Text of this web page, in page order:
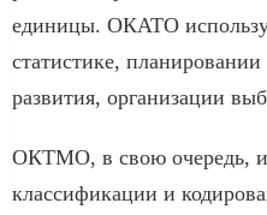
единицы. ОКАТО
статистике,
развития, организации
ОКТМО, в свою очередь,
классификации и